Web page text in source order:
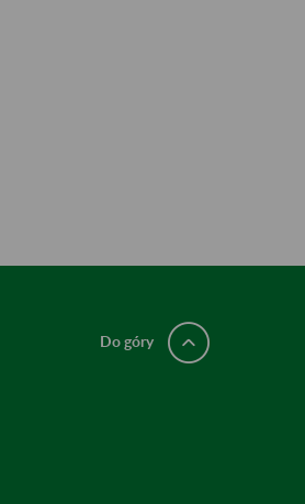
Do góry